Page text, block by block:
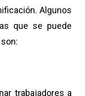
Algunos
que se puede
trabajadores a